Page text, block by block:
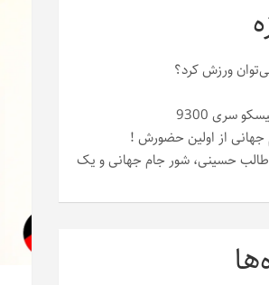
ورزش کرد؟
سری 9300
جهانی از اولین حضورش !
حسینی، شور جام جهانی و یک